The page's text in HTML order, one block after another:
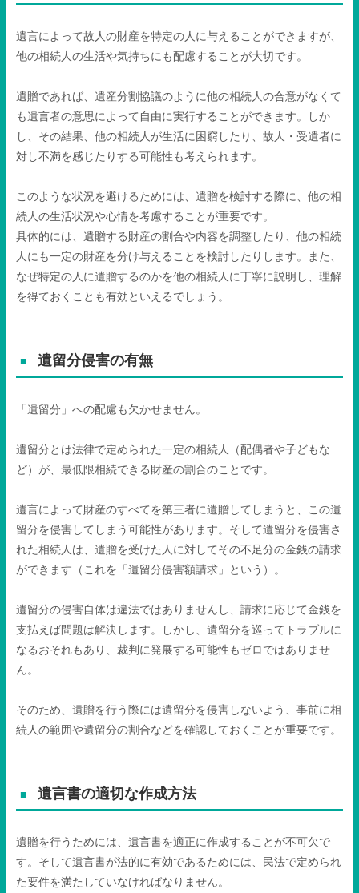
遺言によって故人の財産を特定の人に与えることができますが、
他の相続人の生活や気持ちにも配慮することが大切です。
遺贈であれば、遺産分割協議のように他の相続人の合意がなくて
も遺言者の意思によって自由に実行することができます。しか
し、その結果、他の相続人が生活に困窮したり、故人・受遺者に
対し不満を感じたりする可能性も考えられます。
このような状況を避けるためには、遺贈を検討する際に、他の相
続人の生活状況や心情を考慮することが重要です。
具体的には、遺贈する財産の割合や内容を調整したり、他の相続
人にも一定の財産を分け与えることを検討したりします。また、
なぜ特定の人に遺贈するのかを他の相続人に丁寧に説明し、理解
を得ておくことも有効といえるでしょう。
遺留分侵害の有無
「遺留分」への配慮も欠かせません。
遺留分とは法律で定められた一定の相続人（配偶者や子どもな
ど）が、最低限相続できる財産の割合のことです。
遺言によって財産のすべてを第三者に遺贈してしまうと、この遺
留分を侵害してしまう可能性があります。そして遺留分を侵害さ
れた相続人は、遺贈を受けた人に対してその不足分の金銭の請求
ができます（これを「遺留分侵害額請求」という）。
遺留分の侵害自体は違法ではありませんし、請求に応じて金銭を
支払えば問題は解決します。しかし、遺留分を巡ってトラブルに
なるおそれもあり、裁判に発展する可能性もゼロではありませ
ん。
そのため、遺贈を行う際には遺留分を侵害しないよう、事前に相
続人の範囲や遺留分の割合などを確認しておくことが重要です。
遺言書の適切な作成方法
遺贈を行うためには、遺言書を適正に作成することが不可欠で
す。そして遺言書が法的に有効であるためには、民法で定められ
た要件を満たしていなければなりません。